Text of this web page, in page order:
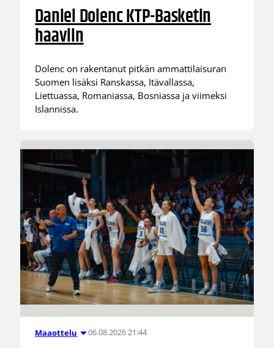
Daniel Dolenc KTP-Basketin
haaviin
Dolenc on rakentanut pitkän ammattilaisuran
Suomen lisäksi Ranskassa, Itävallassa,
Liettuassa, Romaniassa, Bosniassa ja viimeksi
Islannissa.
Maaottelu 06.08.2026 21:44